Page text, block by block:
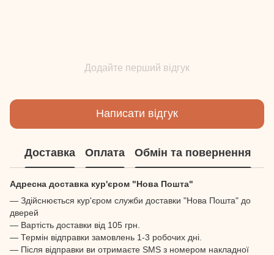
Додайте перший відгук
Написати відгук
Доставка Оплата Обмін та повернення
Адресна доставка кур'єром "Нова Пошта"
— Здійснюється кур'єром служби доставки "Нова Пошта" до
дверей
— Вартість доставки від 105 грн.
— Термін відправки замовлень 1-3 робочих дні.
— Після відправки ви отримаєте SMS з номером накладної